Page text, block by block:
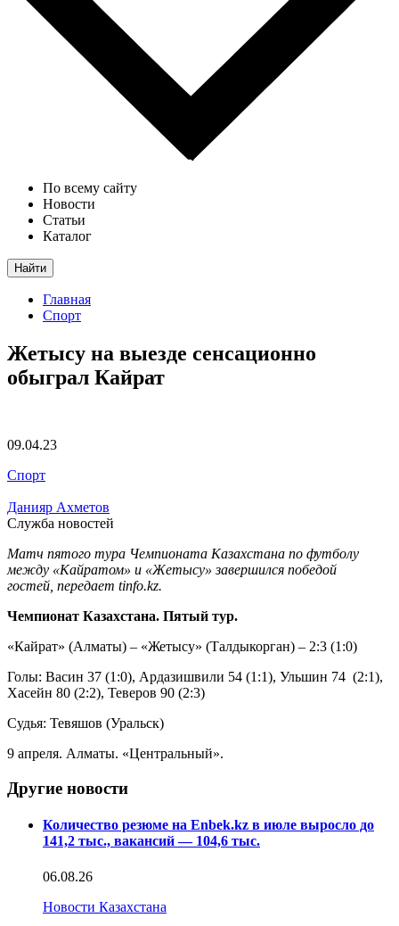
По всему сайту
Новости
Статьи
Каталог
Найти
Главная
Спорт
Жетысу на выезде сенсационно
обыграл Кайрат
09.04.23
Спорт
Данияр Ахметов
Служба новостей
Матч пятого тура Чемпионата Казахстана по футболу
между «Кайратом» и «Жетысу» завершился победой
гостей, передает tinfo.kz.
Чемпионат Казахстана. Пятый тур.
«Кайрат» (Алматы) – «Жетысу» (Талдыкорган) – 2:3 (1:0)
Голы: Васин 37 (1:0), Ардазишвили 54 (1:1), Ульшин 74 (2:1),
Хасейн 80 (2:2), Теверов 90 (2:3)
Судья: Тевяшов (Уральск)
9 апреля. Алматы. «Центральный».
Другие новости
Количество резюме на Enbek.kz в июле выросло до
141,2 тыс., вакансий — 104,6 тыс.
06.08.26
Новости Казахстана